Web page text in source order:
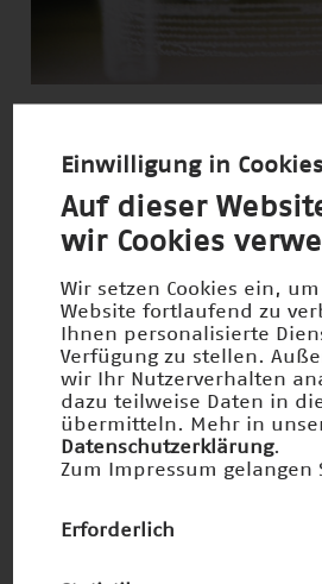
Nominiert 2003
Einwilligung in Cookies
Auf dieser
wir Cookies
Wir setzen Cookies ein,
Website fortlaufend zu
Ihnen personalisierte
Verfügung zu stellen.
wir Ihr Nutzerverhalten
dazu teilweise Daten in die
übermitteln. Mehr in
Datenschutzerklärung.
Zum Impressum gelangen
Erforderlich